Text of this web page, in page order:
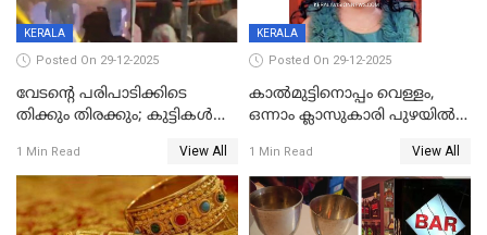
KERALA
Posted On 29-12-2025
വേടന്റെ പരിപാടിക്കിടെ
തിക്കും തിരക്കും; കുട്ടികള്‍
പരിക്ക്; പാളം മറികടന്ന
യുവാവ് ട്രെയിന്‍ തട്ടി മരിച്ചു
1 Min Read View All
KERALA
Posted On 29-12-2025
കാൽമുട്ടിനൊപ്പം വെള്ളം,
ഒന്നാം ക്ലാസുകാരി പുഴയിൽ
കുട്ടികൾക്കൊപ്പം
കളിക്കുന്നതിനിടെ
1 Min Read View All